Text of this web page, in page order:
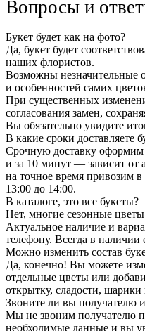
Вопросы и
Букет будет как на фото?
Да, букет будет
наших флористов.
Возможны незначительные
и особенностей самих
При существенных
согласования замен,
Вы обязательно увидите
В какие сроки доставляете
Срочную доставку оформим
и за 10 минут — зависит от
на точное время привозим
13:00 до 14:00.
В каталоге, это все букеты?
Нет, многие сезонные
Актуальное наличие и
телефону. Всегда в наличии
Можно изменить состав
Да, конечно! Вы можете
отдельные цветы или
открытку, сладости, шарики
Звоните ли вы получателю
Мы не звоним получателю
необходимые данные и вы